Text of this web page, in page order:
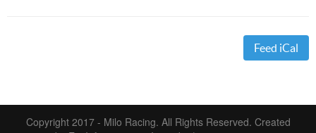
Feed iCal
Copyright 2017 - Milo Racing. All Rights Reserved. Created